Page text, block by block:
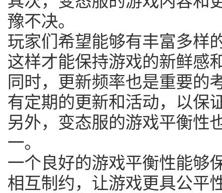
豫不决。
玩家们希望能够有丰富多样
这样才能保持游戏的新鲜感
同时，更新频率也是重要的
有定期的更新和活动，以保
另外，变态服的游戏平衡性
一。
一个良好的游戏平衡性能够
相互制约，让游戏更具公平